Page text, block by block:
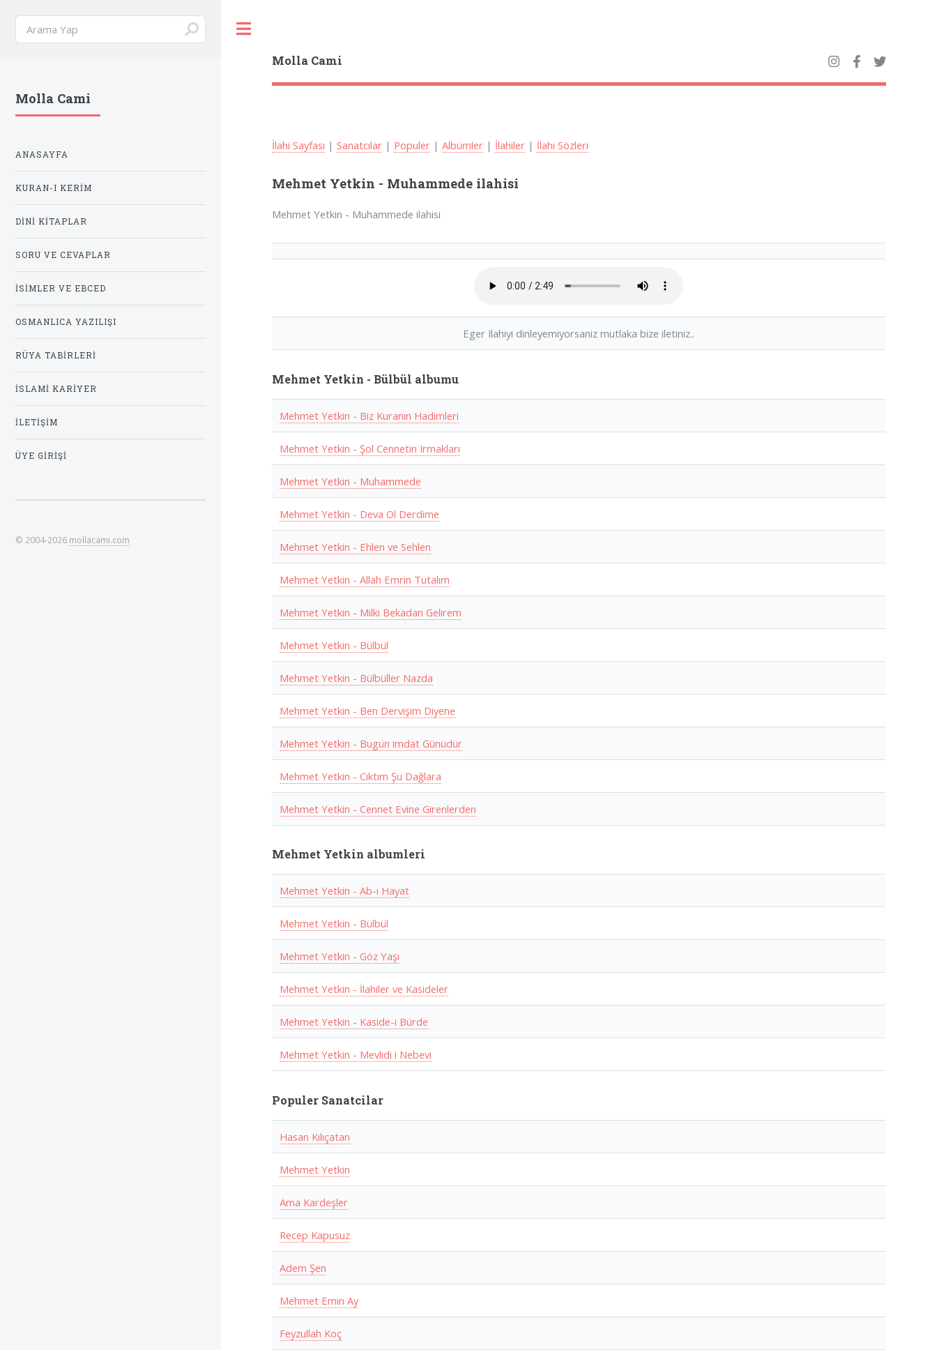
Molla Cami
İlahi Sayfası |Sanatcılar | Populer |Albümler | İlahiler | İlahi Sözleri
Mehmet Yetkin - Muhammede ilahisi
Mehmet Yetkin - Muhammede ilahisi
Eger Ilahiyi dinleyemiyorsaniz mutlaka bize iletiniz..
Mehmet Yetkin - Bülbül albumu
Mehmet Yetkin - Biz Kuranın Hadimleri
Mehmet Yetkin - Şol Cennetin Irmakları
Mehmet Yetkin - Muhammede
Mehmet Yetkin - Deva Ol Derdime
Mehmet Yetkin - Ehlen ve Sehlen
Mehmet Yetkin - Allah Emrin Tutalım
Mehmet Yetkin - Milki Bekadan Gelirem
Mehmet Yetkin - Bülbül
Mehmet Yetkin - Bülbüller Nazda
Mehmet Yetkin - Ben Dervişim Diyene
Mehmet Yetkin - Bugün imdat Günüdür
Mehmet Yetkin - Cıktım Şu Dağlara
Mehmet Yetkin - Cennet Evine Girenlerden
Mehmet Yetkin albumleri
Mehmet Yetkin - Ab-ı Hayat
Mehmet Yetkin - Bülbül
Mehmet Yetkin - Göz Yaşı
Mehmet Yetkin - İlahiler ve Kasideler
Mehmet Yetkin - Kaside-i Bürde
Mehmet Yetkin - Mevlidi i Nebevi
Populer Sanatcilar
Hasan Kılıçatan
Mehmet Yetkin
Ama Kardeşler
Recep Kapusuz
Adem Şen
Mehmet Emin Ay
Feyzullah Koç
Molla Cami
ANASAYFA
KURAN-I KERIM
DINI KITAPLAR
SORU VE CEVAPLAR
İSIMLER VE EBCED
OSMANLICA YAZILIŞI
RÜYA TABIRLERI
İSLAMI KARIYER
İLETIŞIM
ÜYE GIRIŞI
© 2004-2026 mollacami.com